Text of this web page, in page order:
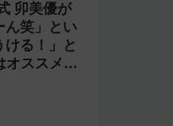
卯美優が
ん笑」とい
ける！」と
ススメし